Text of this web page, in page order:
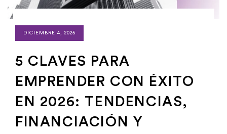
DICIEMBRE 4, 2025
5 CLAVES PARA
EMPRENDER CON ÉXITO
EN 2026: TENDENCIAS,
FINANCIACIÓN Y